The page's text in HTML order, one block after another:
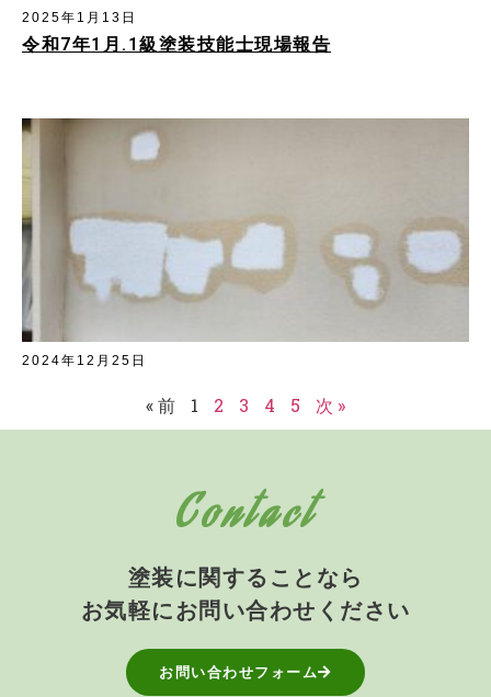
令和7年1月.1級塗装技能士現場報告
2025年1月13日
2024年12月25日
« 前 1 2 3 4 5 次 »
Contact
塗装に関することなら
お気軽にお問い合わせください
お問い合わせフォーム